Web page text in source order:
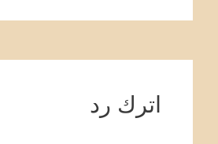
اترك رد